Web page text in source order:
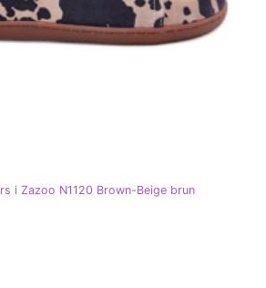
i Zazoo N1120 Brown-Beige brun